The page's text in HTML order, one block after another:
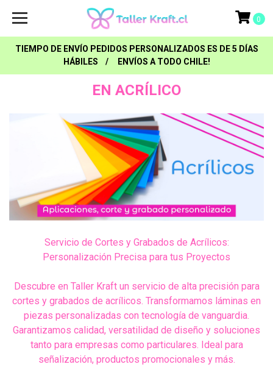
TIEMPO DE ENVÍO PEDIDOS PERSONALIZADOS ES DE 5 DÍAS
HÁBILES / ENVÍOS A TODO CHILE!
0
EN ACRÍLICO
Servicio de Cortes y Grabados de Acrílicos:
Personalización Precisa para tus Proyectos
Descubre en Taller Kraft un servicio de alta precisión para
cortes y grabados de acrílicos. Transformamos láminas en
piezas personalizadas con tecnología de vanguardia.
Garantizamos calidad, versatilidad de diseño y soluciones
tanto para empresas como particulares. Ideal para
señalización, productos promocionales y más.